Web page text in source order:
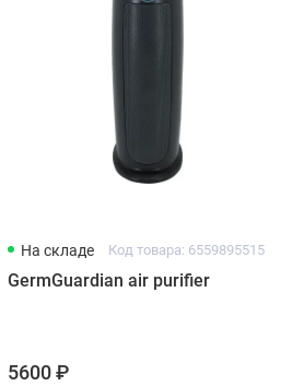
На складе Код товара: 6559895515
GermGuardian air purifier
5600 ₽